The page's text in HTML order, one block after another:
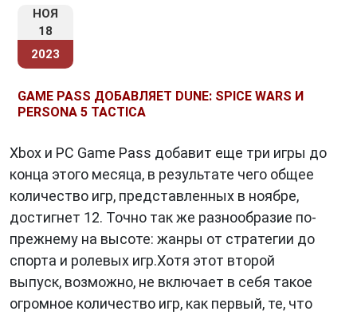
НОЯ
18
2023
GAME PASS ДОБАВЛЯЕТ DUNE: SPICE WARS И
PERSONA 5 TACTICA
Xbox и PC Game Pass добавит еще три игры до
конца этого месяца, в результате чего общее
количество игр, представленных в ноябре,
достигнет 12. Точно так же разнообразие по-
прежнему на высоте: жанры от стратегии до
спорта и ролевых игр.Хотя этот второй
выпуск, возможно, не включает в себя такое
огромное количество игр, как первый, те, что